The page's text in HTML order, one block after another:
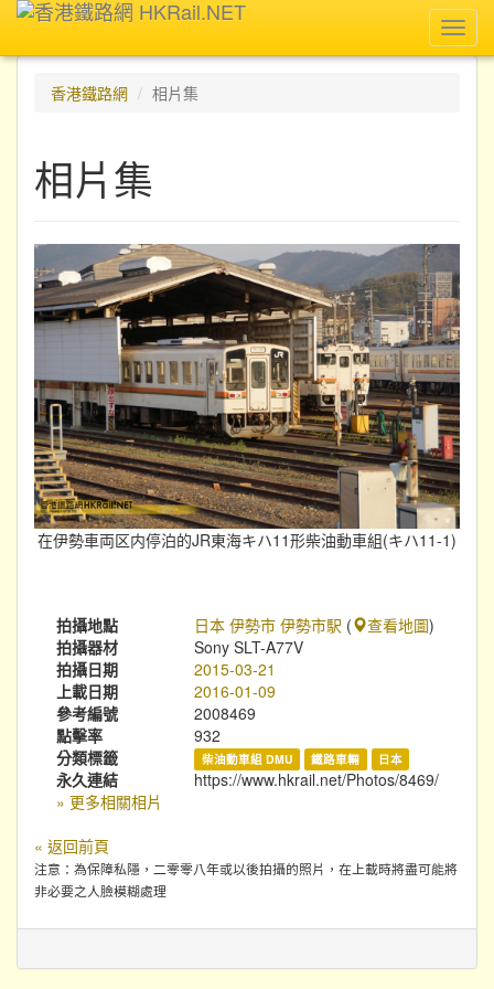
香港鐵路網
相片集
相片集
在伊勢車両区内停泊的JR東海キハ11形柴油動車組(キハ11-1)
拍攝地點 日本 伊勢市 伊勢市駅 ( 查看地圖)
拍攝器材
Sony SLT-A77V
拍攝日期
2015-03-21
上載日期
2016-01-09
參考編號
2008469
點擊率
932
分類標籤
柴油動車組 DMU 鐵路車輛 日本
永久連結
https://www.hkrail.net/Photos/8469/
» 更多相關相片
« 返回前頁
注意：為保障私隱，二零零八年或以後拍攝的照片，在上載時將盡可能將
非必要之人臉模糊處理